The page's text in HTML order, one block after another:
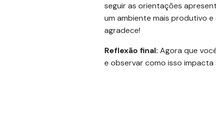
seguir as orientações
um ambiente mais produtivo
agradece!
Reflexão final: Agora que
e observar como isso